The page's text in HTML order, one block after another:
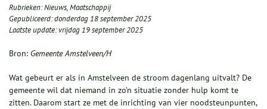
Rubrieken:Nieuws,Maatschappij
Gepubliceerd:donderdag 18 september 2025
Laatste update:vrijdag 19 september 2025
Bron: Gemeente Amstelveen/H
Wat gebeurt er als in Amstelveen de stroom dagenlang uitvalt? De
gemeente wil dat niemand in zo’n situatie zonder hulp komt te
zitten. Daarom start ze met de inrichting van vier noodsteunpunten,